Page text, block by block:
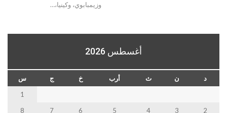
وزيمبابوي، وكينيا،…
أغسطس 2026
د ن ث أرب خ ج
س
1
2
3
4
5
6
7
8